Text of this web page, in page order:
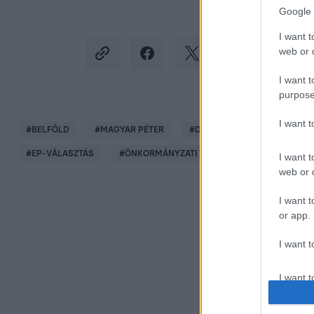
Google
I want
web or
I want
I want
I want
web or
I want
or app.
I want
I want
#BELFÖLD #MAGYAR PÉTER #DOBREV KLÁRA #VITA
#EP-VÁLASZTÁS #ÖNKORMÁNYZATI VÁLASZTÁS